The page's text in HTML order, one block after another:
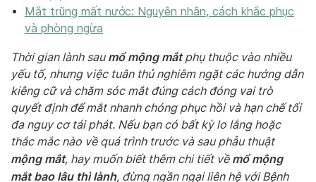
Mắt trũng mất nước: Nguyên nhân, cách khắc phục
và phòng ngừa
Thời gian lành saumổ mộng mắtphụ thuộc vào nhiều
yếu tố, nhưng việc tuân thủ nghiêm ngặt các hướng dẫn
kiêng cữ và chăm sóc mắt đúng cách đóng vai trò
quyết định để mắt nhanh chóng phục hồi và hạn chế tối
đa nguy cơ tái phát. Nếu bạn có bất kỳ lo lắng hoặc
thắc mắc nào về quá trình trước và sau phẫu thuật
mộng mắt, hay muốn biết thêm chi tiết về mổ mộng
mắt bao lâu thì lành, đừng ngần ngại liên hệ với Bệnh